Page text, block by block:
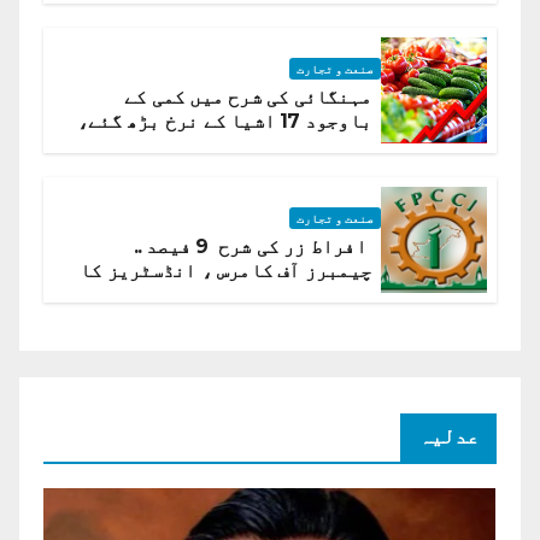
صنعت و تجارت
مہنگائی کی شرح میں کمی کے
باوجود 17 اشیا کے نرخ بڑھ گئے،
صنعت و تجارت
افراط زر کی شرح 9 فیصد ..
چیمبرز آف کامرس ، انڈسٹریز کا
عدلیہ